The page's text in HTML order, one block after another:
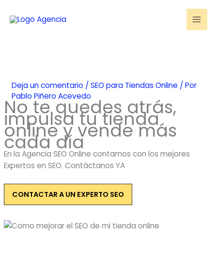
Deja un comentario / SEO para Tiendas Online/ Por
Pablo Piñero Acevedo
No te quedes atrás,
impulsa tu tienda
online y vende más
cada día
En la Agencia SEO Online contamos con los mejores
Expertos en SEO. Contáctanos YA
CONTACTAR A UN EXPERTO SEO